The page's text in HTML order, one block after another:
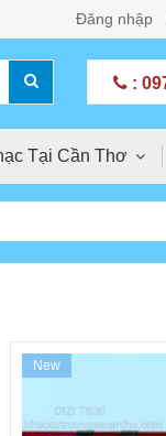
Đăng nhập
:
Tại Cần Thơ
New